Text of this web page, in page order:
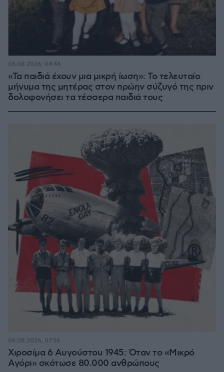
«Τα παιδιά έχουν μια μικρή ίωση»: Το τελευταίο
μήνυμα της μητέρας στον πρώην σύζυγό της πριν
δολοφονήσει τα τέσσερα παιδιά τους
06.08.2026, 04:44
Χιροσίμα 6 Αυγούστου 1945: Όταν το «Μικρό
Αγόρι» σκότωσε 80.000 ανθρώπους
06.08.2026, 07:56